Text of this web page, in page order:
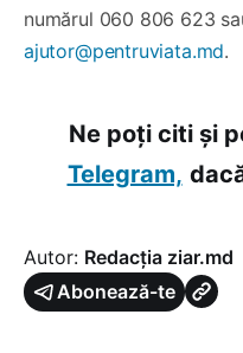
numărul 060 806 623
ajutor@pentruviata.md.
Ne poți citi și
Telegram,
Autor: Redacția ziar.md
Abonează-te